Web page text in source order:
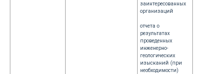
заинтересованных
организаций
отчета о
результатах
проведенных
инженерно-
геологических
изысканий (при
необходимости)